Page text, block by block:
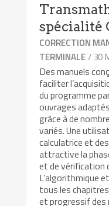
spécialité
CORRECTION
TERMINALE/ 30
Des manuels
faciliter
du programme
ouvrages
grâce à de
variés. Une
calculatrice et
attractive la
et de vérification
L’algorithmique
tous les
et progressif des